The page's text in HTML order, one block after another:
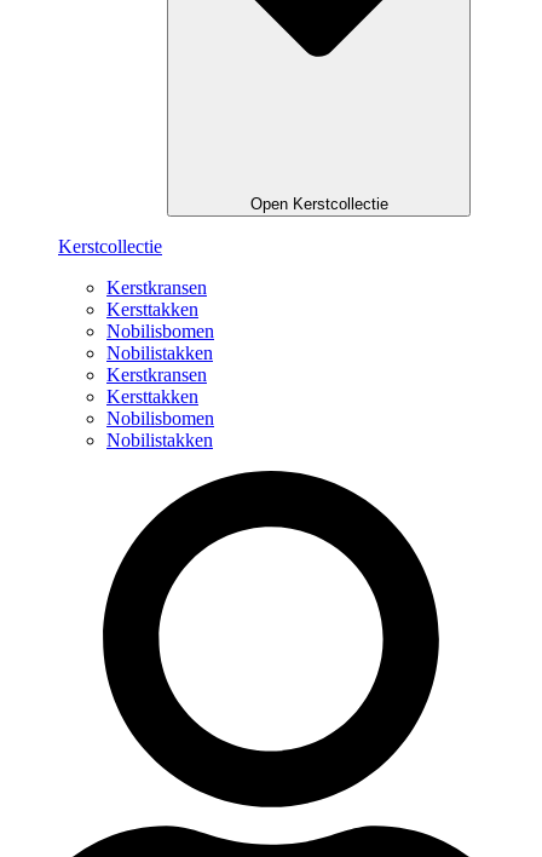
Open Kerstcollectie
Kerstcollectie
Kerstkransen
Kersttakken
Nobilisbomen
Nobilistakken
Kerstkransen
Kersttakken
Nobilisbomen
Nobilistakken